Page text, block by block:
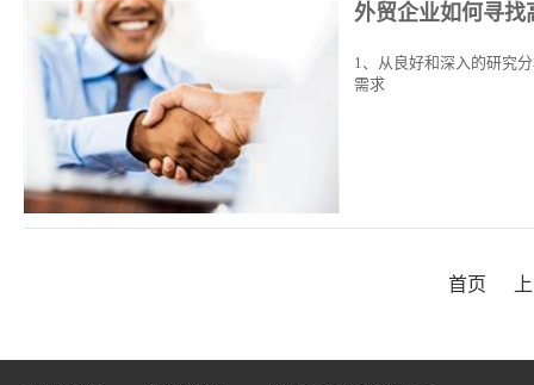
外贸企业如何寻找
1、从良好和深入的研究
需求
首页